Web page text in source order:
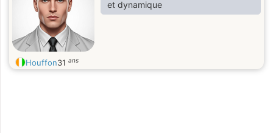
et dynamique
Houffon31 ans